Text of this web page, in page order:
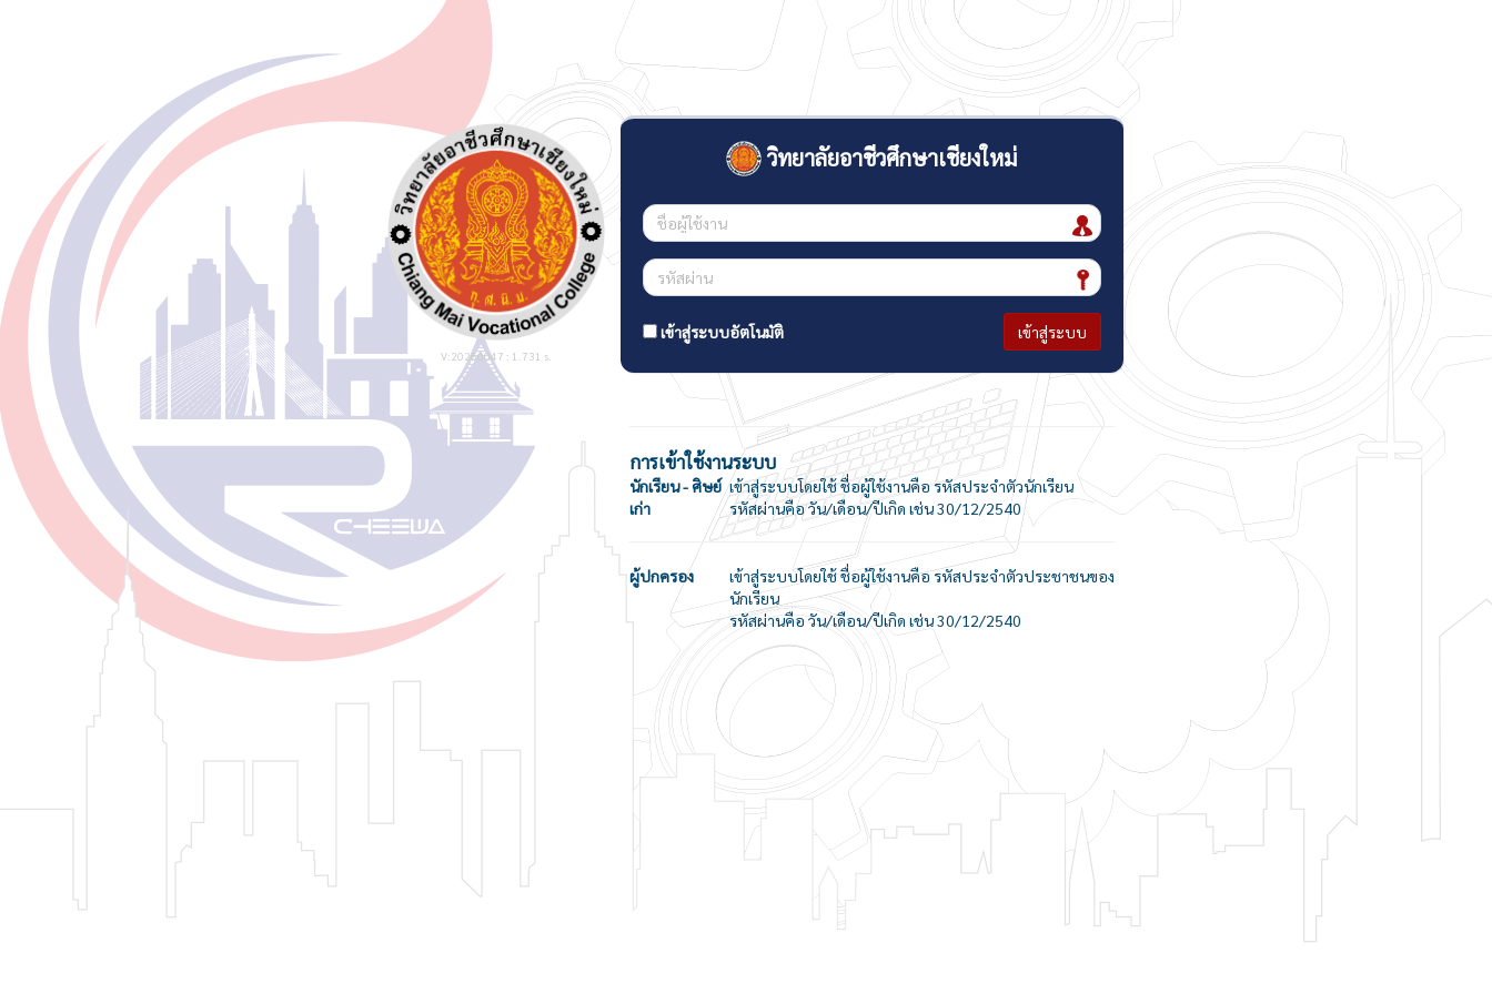
V:20260047 : 1.731 s.
วิทยาลัยอาชีวศึกษาเชียงใหม่
เข้าสู่ระบบอัตโนมัติ เข้าสู่ระบบ
การเข้าใช้งานระบบ
นักเรียน - ศิษย์
เก่า
เข้าสู่ระบบโดยใช้ ชื่อผู้ใช้งานคือ รหัสประจำตัวนักเรียน
รหัสผ่านคือ วัน/เดือน/ปีเกิด เช่น 30/12/2540
ผู้ปกครอง
เข้าสู่ระบบโดยใช้ ชื่อผู้ใช้งานคือ รหัสประจำตัวประชาชนของ
นักเรียน
รหัสผ่านคือ วัน/เดือน/ปีเกิด เช่น 30/12/2540